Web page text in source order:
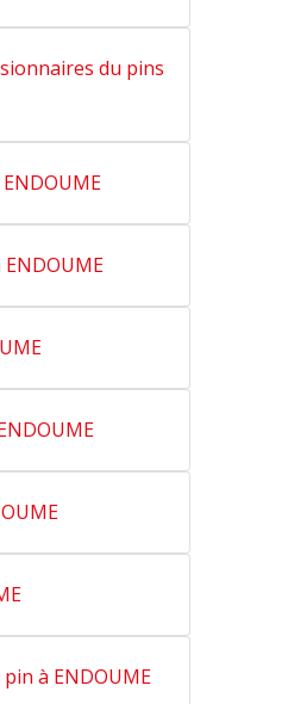
du pins
à ENDOUME